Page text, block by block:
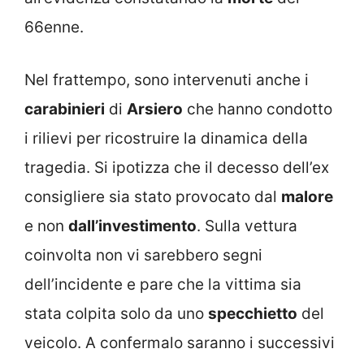
66enne.
Nel frattempo, sono intervenuti anche i
carabinieri di Arsiero che hanno condotto
i rilievi per ricostruire la dinamica della
tragedia. Si ipotizza che il decesso dell’ex
consigliere sia stato provocato dal malore
e non dall’investimento. Sulla vettura
coinvolta non vi sarebbero segni
dell’incidente e pare che la vittima sia
stata colpita solo da uno specchietto del
veicolo. A confermalo saranno i successivi